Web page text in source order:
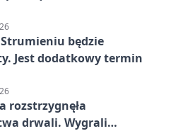
Strumieniu będzie
Jest dodatkowy termin
rozstrzygnęła
drwali. Wygrali